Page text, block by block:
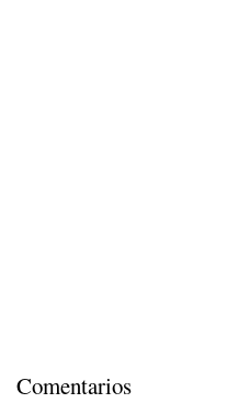
Comentarios